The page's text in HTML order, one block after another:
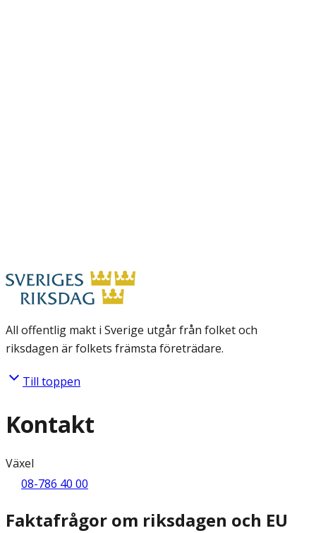
All offentlig makt i Sverige utgår från folket och
riksdagen är folkets främsta företrädare.
Till toppen
Kontakt
Växel
08-786 40 00
Faktafrågor om riksdagen och EU